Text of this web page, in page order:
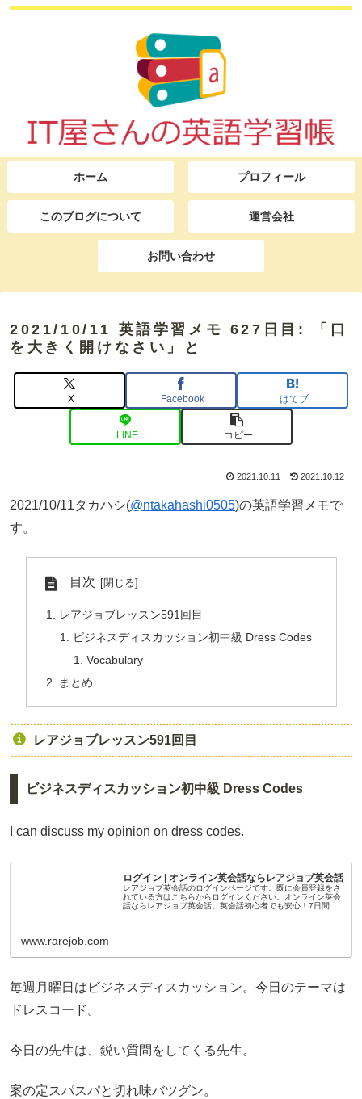
ホーム プロフィール
このブログについて 運営会社
お問い合わせ
2021/10/11 英語学習メモ 627日目: 「口
を大きく開けなさい」と
X Facebook はてブ
LINE コピー
2021.10.11 2021.10.12
2021/10/11タカハシ(@ntakahashi0505)の英語学習メモで
す。
目次
レアジョブレッスン591回目
ビジネスディスカッション初中級 Dress Codes
Vocabulary
まとめ
レアジョブレッスン591回目
ビジネスディスカッション初中級 Dress Codes
I can discuss my opinion on dress codes.
ログイン | オンライン英会話ならレアジョブ英会話
レアジョブ英会話のログインページです。既に会員登録をさ
れている方はこちらからログインください。オンライン英会
話ならレアジョブ英会話。英会話初心者でも安心！7日間の
www.rarejob.com
毎週月曜日はビジネスディスカッション。今日のテーマは
ドレスコード。
今日の先生は、鋭い質問をしてくる先生。
案の定スパスパと切れ味バツグン。